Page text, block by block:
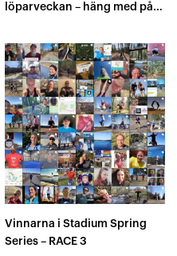
löparveckan – häng med på
Vinnarna i Stadium Spring
Series – RACE 3